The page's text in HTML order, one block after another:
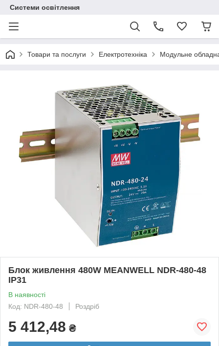
Системи освітлення
Товари та послуги Електротехніка Модульне
Блок живлення 480W MEANWELL NDR-480-48
IP31
В наявності
Код: NDR-480-48
Роздріб
5 412,48 ₴